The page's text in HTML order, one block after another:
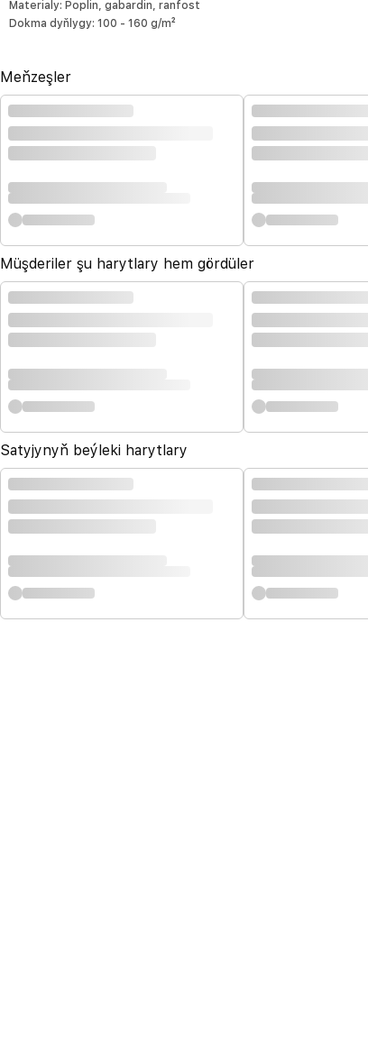
Materialy: Poplin, gabardin, ranfost
Dokma dyňlygy: 100 - 160 g/m²
Meňzeşler
Müşderiler şu harytlary hem gördüler
Satyjynyň beýleki harytlary